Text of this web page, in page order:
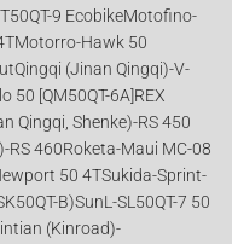
9 EcobikeMotofino-
Hawk 50
(Jinan Qingqi)-V-
50 [QM50QT-6A]REX
Qingqi, Shenke)-RS 450
RS 460Roketa-Maui MC-08
50 4TSukida-Sprint-
B)SunL-SL50QT-7 50
(Kinroad)-